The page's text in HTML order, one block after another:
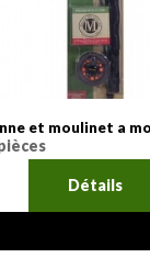
et moulinet a
Détails